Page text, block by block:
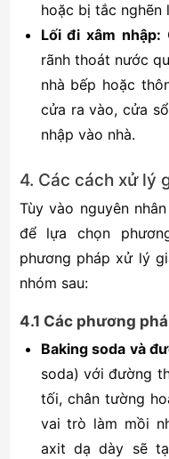
hoặc bị tắc nghẽn
Lối đi xâm nhập:
rãnh thoát nước
nhà bếp hoặc
cửa ra vào, cửa
nhập vào nhà.
4. Các cách xử lý
Tùy vào nguyên
để lựa chọn
phương pháp xử lý
nhóm sau:
4.1 Các phương
Baking soda và
soda) với đường
tối, chân tường
vai trò làm mồi
axit dạ dày sẽ